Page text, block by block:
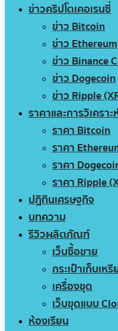
ข่าวคริปโตเคอเรนซี่
ข่าว Bitcoin
ข่าว Ethereum
ข่าว Binance
ข่าว Dogecoin
ข่าว Ripple
ราคาและการวิเคราะ
ราคา Bitcoin
ราคา
ราคา
ราคา Ripple
ปฏิทินเศรษฐกิจ
บทความ
รีวิวผลิตภัณฑ์
เว็บซื้อขาย
กระเป๋าเก็บเห
เครื่องขุด
เว็บขุดแบบ
ห้องเรียน